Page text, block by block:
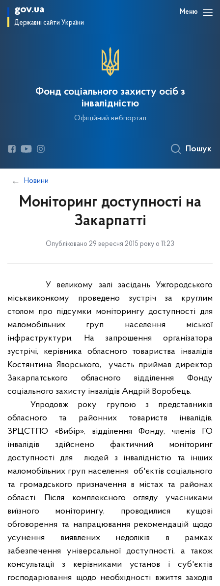
gov.ua
Державні сайти України
Меню
Фонд соціального захисту осіб з
інвалідністю
Офіційний вебпортал
Пошук
Новини
Моніторинг доступності на
Закарпатті
Опубліковано 29 вересня 2015 року о 11:23
У великому залі засідань Ужгородського
міськвиконкому проведено зустріч за круглим
столом про підсумки моніторингу доступності для
маломобільних груп населення міської
інфраструктури. На запрошення організатора
зустрічі, керівника обласного товариства інвалідів
Костянтина Яворського,
участь приймав директор
Закарпатського обласного відділення Фонду
соціального захисту інвалідів Андрій Воробець.
Упродовж року групою з представників
обласного та районних товариств інвалідів,
ЗРЦСТПО «Вибір», відділення Фонду, членів ГО
інвалідів здійснено фактичний моніторинг
доступності для
людей з інвалідністю та інших
маломобільних груп населення об'єктів соціального
та громадського призначення в містах та районах
області. Після комплексного огляду учасниками
виїзного моніторингу, проводилися кущові
обговорення та напрацювання рекомендацій щодо
усунення виявлених недоліків в рамках
забезпечення універсальної доступності, а також
консультації з керівниками установ і суб'єктів
господарювання щодо необхідності вжиття заходів